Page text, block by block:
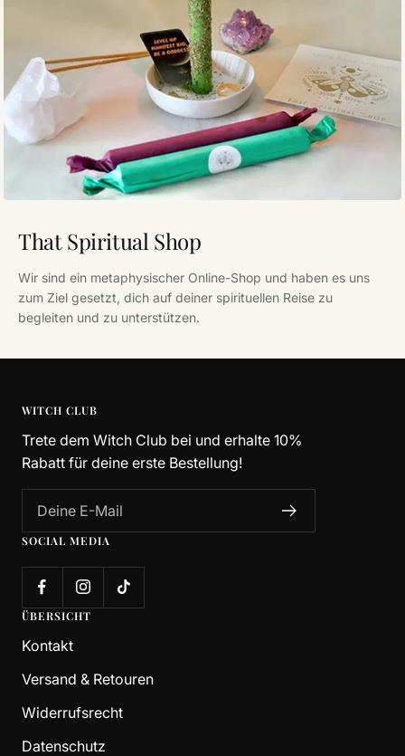
That Spiritual Shop
Wir sind ein metaphysischer Online-Shop und haben es uns
zum Ziel gesetzt, dich auf deiner spirituellen Reise zu
begleiten und zu unterstützen.
WITCH CLUB
Trete dem Witch Club bei und erhalte 10%
Rabatt für deine erste Bestellung!
Deine E-Mail
SOCIAL MEDIA
ÜBERSICHT
Kontakt
Versand & Retouren
Widerrufsrecht
Datenschutz